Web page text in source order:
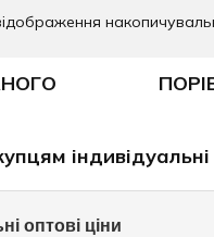
індивідуальні
оптові ціни